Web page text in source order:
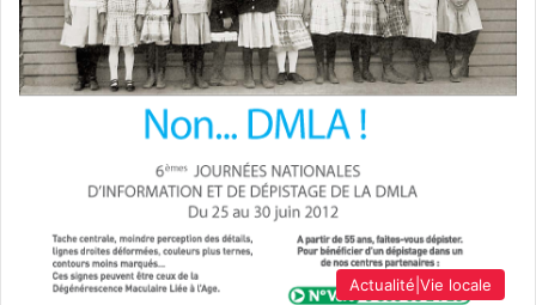
Actualité|Vie locale